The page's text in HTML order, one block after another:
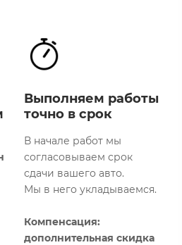
Выполняем работы
точно в срок
В начале работ мы
согласовываем срок
сдачи вашего авто.
Мы в него укладываемся.
Компенсация:
дополнительная скидка